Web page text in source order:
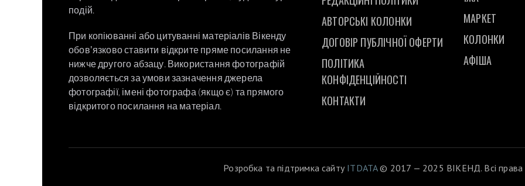
подій.
При копіюванні або цитуванні матеріалів Вікенду
обовʼязково ставити відкрите пряме посилання не
нижче другого абзацу. Використання фотографій
дозволяється за умови зазначення джерела
фотографії, імені фотографа (якщо є) та прямого
відкритого посилання на матеріал.
АВТОРСЬКІ КОЛОНКИ
ДОГОВІР ПУБЛІЧНОЇ ОФЕРТИ
ПОЛІТИКА
КОНФІДЕНЦІЙНОСТІ
КОНТАКТИ
МАРКЕТ
КОЛОНКИ
АФІША
Розробка та підтримка сайту ITDATA© 2017 — 2025 ВІКЕНД. Всі права